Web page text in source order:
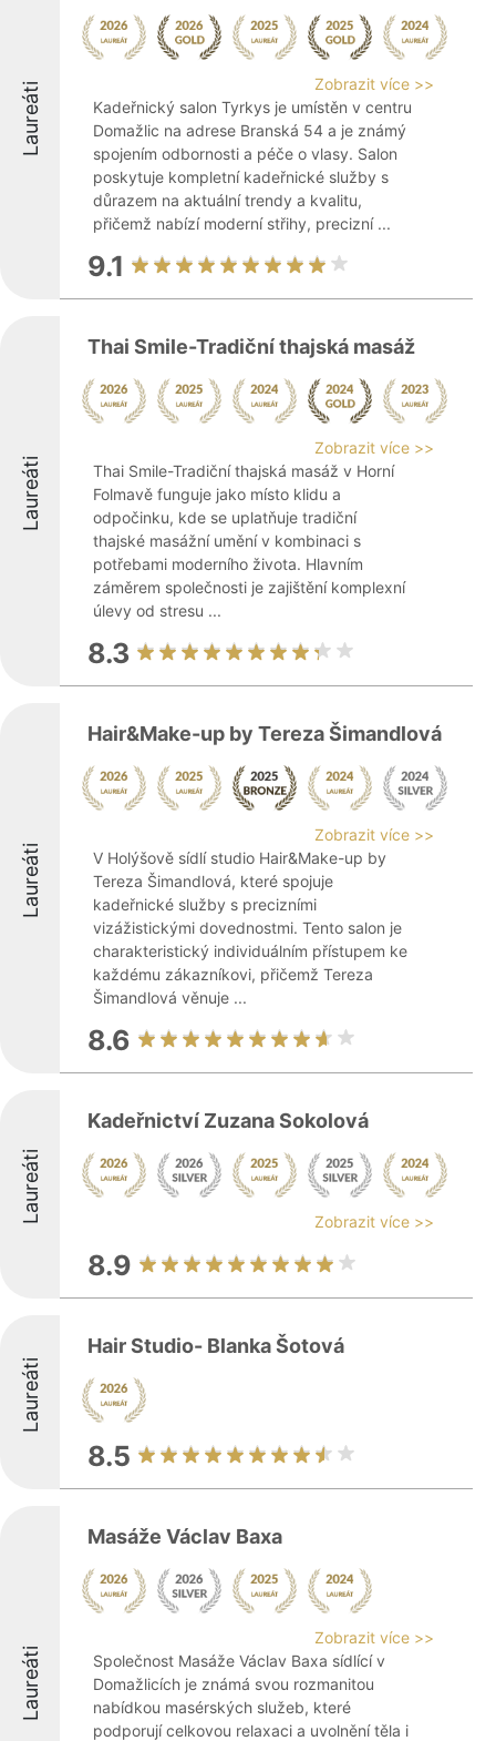
Laureáti
Zobrazit více >>
Kadeřnický salon Tyrkys je umístěn v centru
Domažlic na adrese Branská 54 a je známý
spojením odbornosti a péče o vlasy. Salon
poskytuje kompletní kadeřnické služby s
důrazem na aktuální trendy a kvalitu,
přičemž nabízí moderní střihy, precizní ...
9.1
Laureáti
Thai Smile-Tradiční thajská masáž
Zobrazit více >>
Thai Smile-Tradiční thajská masáž v Horní
Folmavě funguje jako místo klidu a
odpočinku, kde se uplatňuje tradiční
thajské masážní umění v kombinaci s
potřebami moderního života. Hlavním
záměrem společnosti je zajištění komplexní
úlevy od stresu ...
8.3
Laureáti
Hair&Make-up by Tereza Šimandlová
Zobrazit více >>
V Holýšově sídlí studio Hair&Make-up by
Tereza Šimandlová, které spojuje
kadeřnické služby s precizními
vizážistickými dovednostmi. Tento salon je
charakteristický individuálním přístupem ke
každému zákazníkovi, přičemž Tereza
Šimandlová věnuje ...
8.6
Laureáti
Kadeřnictví Zuzana Sokolová
Zobrazit více >>
8.9
Laureáti
Hair Studio- Blanka Šotová
8.5
Laureáti
Masáže Václav Baxa
Zobrazit více >>
Společnost Masáže Václav Baxa sídlící v
Domažlicích je známá svou rozmanitou
nabídkou masérských služeb, které
podporují celkovou relaxaci a uvolnění těla i